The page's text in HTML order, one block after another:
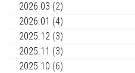
2026.03 (2)
2026.01 (4)
2025.12 (3)
2025.11 (3)
2025.10 (6)